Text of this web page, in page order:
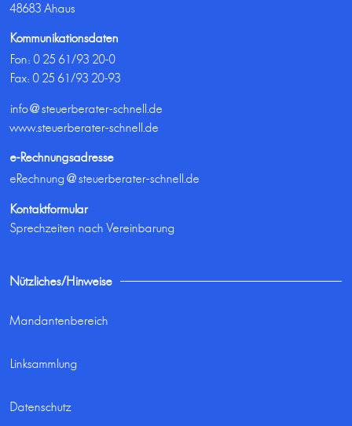
48683 Ahaus
Kommunikationsdaten
Fon:0 25 61/93 20-0
Fax: 0 25 61/93 20-93
info@steuerberater-schnell.de
www.steuerberater-schnell.de
e-Rechnungsadresse
eRechnung@steuerberater-schnell.de
Kontaktformular
Sprechzeiten nach Vereinbarung
Nützliches/Hinweise
Mandantenbereich
Linksammlung
Datenschutz